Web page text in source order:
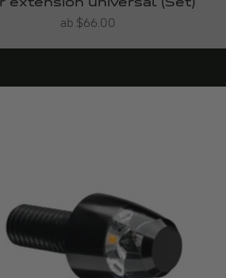
Angebot
ab $66.00